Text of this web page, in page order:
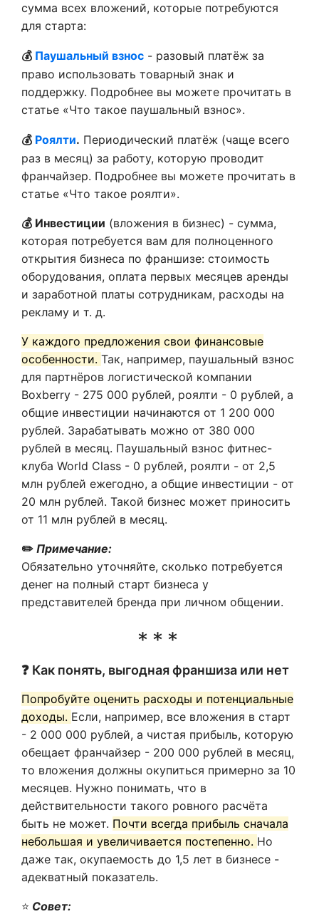
сумма всех вложений, которые потребуются
для старта:
💰 Паушальный взнос - разовый платёж за
право использовать товарный знак и
поддержку. Подробнее вы можете прочитать в
статье «Что такое паушальный взнос».
💰 Роялти. Периодический платёж (чаще всего
раз в месяц) за работу, которую проводит
франчайзер. Подробнее вы можете прочитать в
статье «Что такое роялти».
💰 Инвестиции (вложения в бизнес) - сумма,
которая потребуется вам для полноценного
открытия бизнеса по франшизе: стоимость
оборудования, оплата первых месяцев аренды
и заработной платы сотрудникам, расходы на
рекламу и т. д.
У каждого предложения свои финансовые
особенности. Так, например, паушальный взнос
для партнёров логистической компании
Boxberry - 275 000 рублей, роялти - 0 рублей, а
общие инвестиции начинаются от 1 200 000
рублей. Зарабатывать можно от 380 000
рублей в месяц. Паушальный взнос фитнес-
клуба World Class - 0 рублей, роялти - от 2,5
млн рублей ежегодно, а общие инвестиции - от
20 млн рублей. Такой бизнес может приносить
от 11 млн рублей в месяц.
✏️ Примечание:
Обязательно уточняйте, сколько потребуется
денег на полный старт бизнеса у
представителей бренда при личном общении.
❓ Как понять, выгодная франшиза или нет
Попробуйте оценить расходы и потенциальные
доходы. Если, например, все вложения в старт
- 2 000 000 рублей, а чистая прибыль, которую
обещает франчайзер - 200 000 рублей в месяц,
то вложения должны окупиться примерно за 10
месяцев. Нужно понимать, что в
действительности такого ровного расчёта
быть не может. Почти всегда прибыль сначала
небольшая и увеличивается постепенно. Но
даже так, окупаемость до 1,5 лет в бизнесе -
адекватный показатель.
⭐ Совет: